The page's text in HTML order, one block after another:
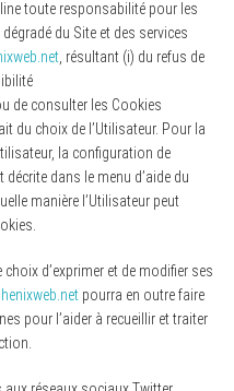
toute responsabilité pour les
du Site et des services
, résultant (i) du refus de
de consulter les Cookies
du choix de l’Utilisateur. Pour la
la configuration de
dans le menu d’aide du
manière l’Utilisateur peut
d’exprimer et de modifier ses
pourra en outre faire
pour l’aider à recueillir et traiter